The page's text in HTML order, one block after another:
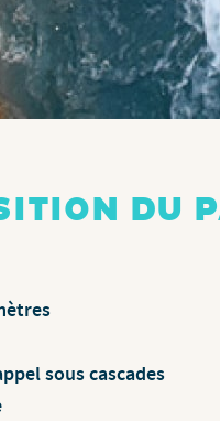
DU
sous cascades